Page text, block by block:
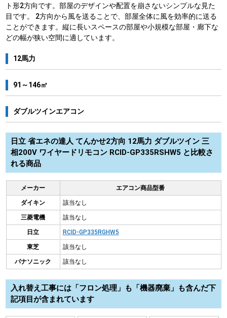
ト形2方向です。部屋のデザインや配置を崩さないシンプルな見た
目です。 2方向から風を送ることで、部屋全体に風を効率的に送る
ことができます。縦に長いスペースの部屋や小規模な部屋・廊下な
どの幅が狭い空間に適しています。
12馬力
91～146㎡
ダブルツインエアコン
日立 省エネの達人 てんかせ2方向 12馬力 ダブルツイン 三
相200V ワイヤードリモコン RCID-GP335RSHW5 と比較さ
れる商品
メーカー エアコン商品型番
ダイキン 該当なし
三菱電機 該当なし
日立 RCID-GP335RGHW5
東芝 該当なし
パナソニック 該当なし
入れ替え工事には「フロン処理」も「機器廃棄」も含んだ下
記項目が含まれています